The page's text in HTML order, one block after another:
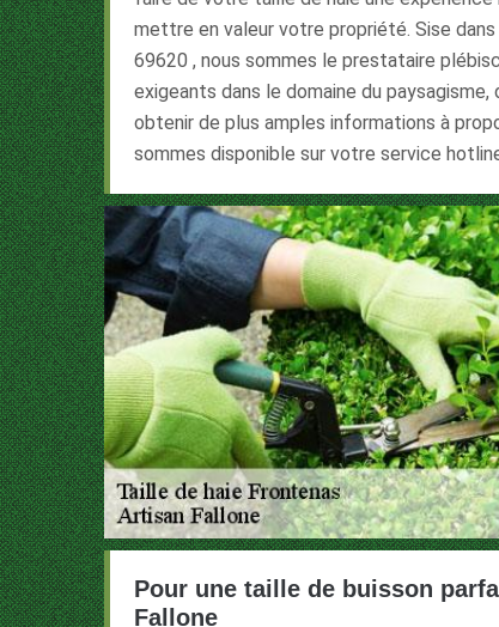
mettre en valeur votre propriété. Sise
69620 , nous sommes le prestataire
exigeants dans le domaine du
obtenir de plus amples informations à
sommes disponible sur votre service
Pour une taille de buisson
Fallone